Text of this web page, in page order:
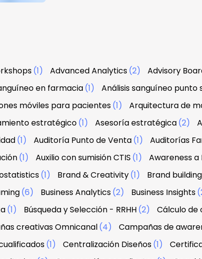
(1) Advanced Analytics(2) Advisory
en farmacia(1) Análisis sanguíneo punto
móviles para pacientes(1) Arquitectura de
estratégico(1) Asesoría estratégica(2)
(1) Auditoría Punto de Venta(1) Auditorías
(1) Auxilio con sumisión CTIS (1) Awareness a
(1) Brand & Creativity(1) Brand building
(6) Business Analytics(2) Business Insights
(1) Búsqueda y Selección - RRHH(2) Cálculo de
creativas Omnicanal(4) Campañas de
(1) Centralización Diseños(1)